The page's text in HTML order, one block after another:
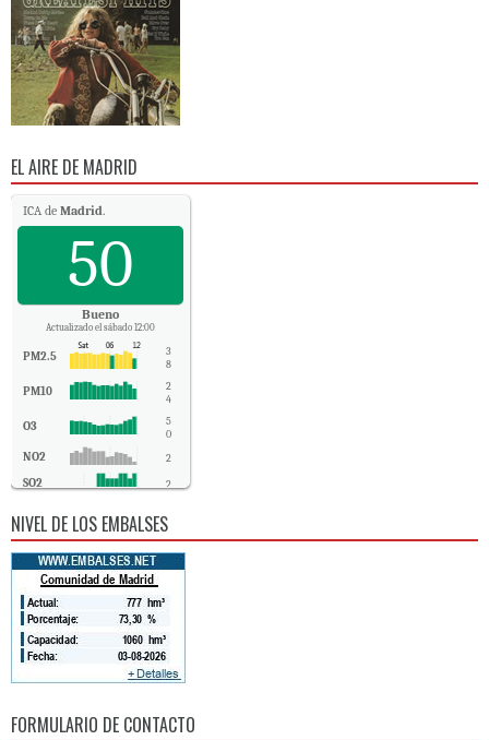
EL AIRE DE MADRID
ICA de Madrid.
50
Bueno
Actualizado el sábado 12:00
PM2.5
3
8
PM10
2
4
O3
5
0
NO2 2
SO2 2
NIVEL DE LOS EMBALSES
FORMULARIO DE CONTACTO